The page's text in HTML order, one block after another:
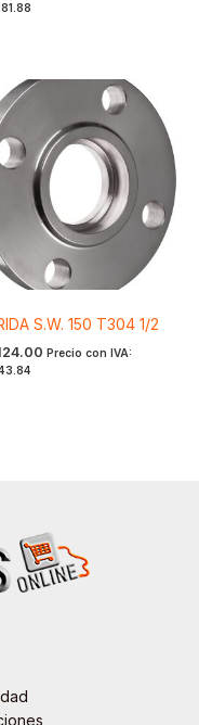
S.W. 150 T304 1/2
Precio con IVA: